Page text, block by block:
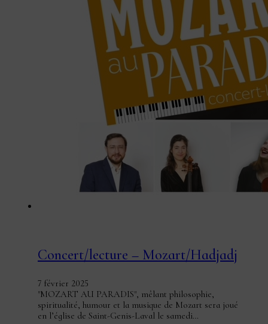
Concert/lecture – Mozart/Hadjadj
7 février 2025
"MOZART AU PARADIS", mêlant philosophie,
spiritualité, humour et la musique de Mozart sera joué
en l’église de Saint-Genis-Laval le samedi…